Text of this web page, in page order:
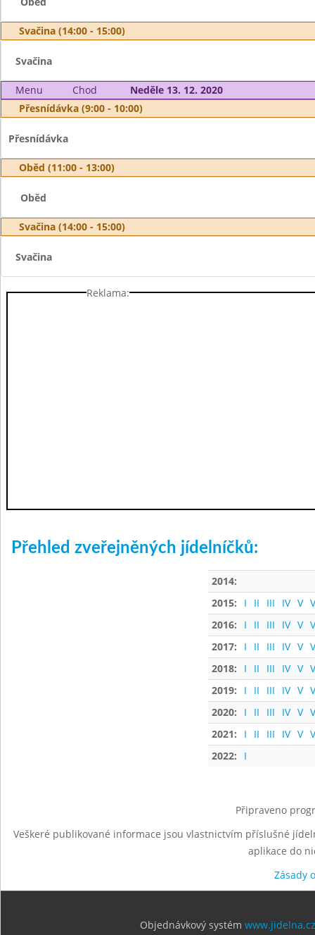
Svačina (14:00 - 15:00)
Svačina
Menu Chod
Neděle 13. 12. 2020
Přesnídávka (9:00 - 10:00)
Přesnídávka
Oběd (11:00 - 13:00)
Oběd
Svačina (14:00 - 15:00)
Svačina
Reklama:
Přehled zveřejněných jídelníčků:
2014:
2015:
I II III IV V
2016:
I II III IV V
2017:
I II III IV V
2018:
I II III IV V
2019:
I II III IV V
2020:
I II III IV V
2021:
I II III IV V
2022:
I
Připraveno
Veškeré publikované informace jsou vlastnictvím příslušné
aplikace do
Zásady
Objednávkový systém www.jidelna.cz